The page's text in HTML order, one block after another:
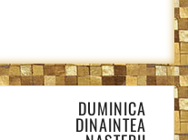
DUMINICA
DINAINTEA